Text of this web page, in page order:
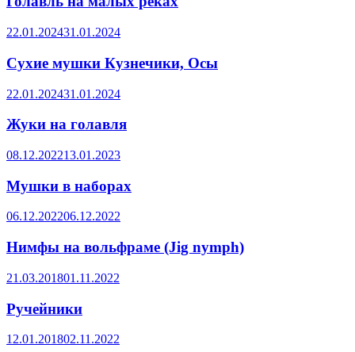
22.01.202431.01.2024
Сухие мушки Кузнечики, Осы
22.01.202431.01.2024
Жуки на голавля
08.12.202213.01.2023
Мушки в наборах
06.12.202206.12.2022
Нимфы на вольфраме (Jig nymph)
21.03.201801.11.2022
Ручейники
12.01.201802.11.2022